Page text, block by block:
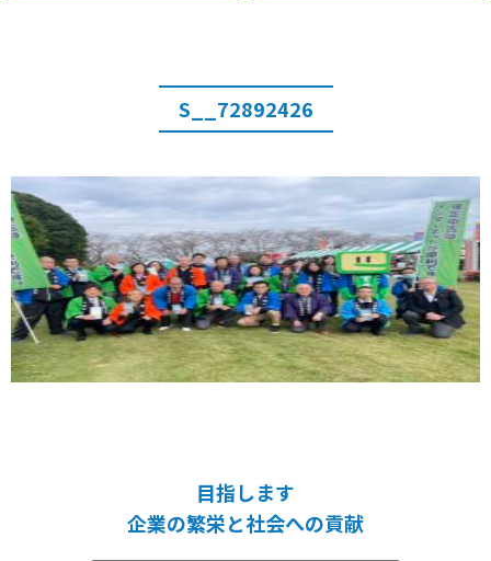
S__72892426
目指します
企業の繁栄と社会への貢献